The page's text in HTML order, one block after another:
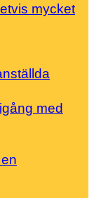
mycket
med